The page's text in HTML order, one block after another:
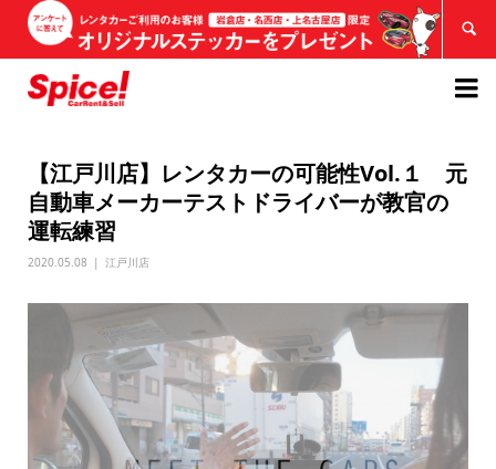


【江戸川店】レンタカーの可能性Vol.１ 元
自動車メーカーテストドライバーが教官の
運転練習
2020.05.08 江戸川店